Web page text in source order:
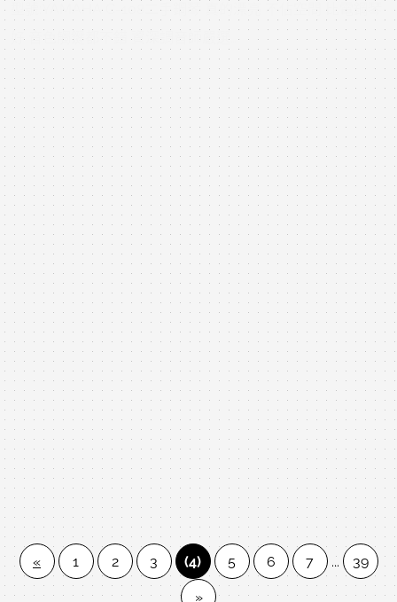
體現 U 系列的非凡音質和耐用性。
體現的成果是非常流暢和靈敏的可彈奏性，可以保留最細微
的差異並展現充分完整的表現力。
我們在樂器中完整實現 Yamaha 所有對樂器獨有的承諾，也
就是得以長長久久享有彈奏二手鋼琴的樂趣。剛買回來，熱
騰騰的，下面照片及影片是尚未整理、調音的當下狀況，讓
您實際了解第一手的保養狀況跟中古車一樣，去看車時都整
理好、很漂亮，不知原本是否有撞過或大修，我們把鋼琴真
實原樣呈現讓您放心，整理過後保證再加分商品照片及影音
如下歡迎參閱
型號:YAMAHA C-108二手鋼琴 真的漂亮 不佔空間 比電鋼琴
好 音色觸鍵都不錯 資深調音師嚴選
製號:YT18XXXX中壢中古鋼琴黃先生 嚴選商品 值得您的信賴
上一手少用 沒被操過以下照片及影片是購回的原始 二手鋼琴
狀況，當下就很不錯目前整理ing，以下照片影片是我們專業
認證回收後當下的原始狀況，上一手保存良好就像去買中古
車，車行都整理得很漂亮，但您不知道的是原始狀況?是否被
撞?是否大修?以下照片及影片把上一手的狀況坦誠給您了
解，放心喔!
2025年03月09日 21:46:05
只要49900 日本U3E 二手鋼琴 自己搬回家 買中古琴 請指名 中壢中古鋼琴黃先生
日本YAMAHA U3E 鋼琴只要49900!!!買二手鋼琴不想買貴
變"盤仔"找中壢中古鋼琴黃先生就對了!品牌:YAMAHA 中古
鋼琴
型號:日本YAMAHA U3E 二手鋼琴
製號:9XXXXX外面賣整理好的沒有7-8萬買不到，我不到5
萬，夠佛吧!中壢中古鋼琴黃先生 嚴選商品 值得您的信賴
« 1 2 3 (4) 5 6 7 ... 39
»